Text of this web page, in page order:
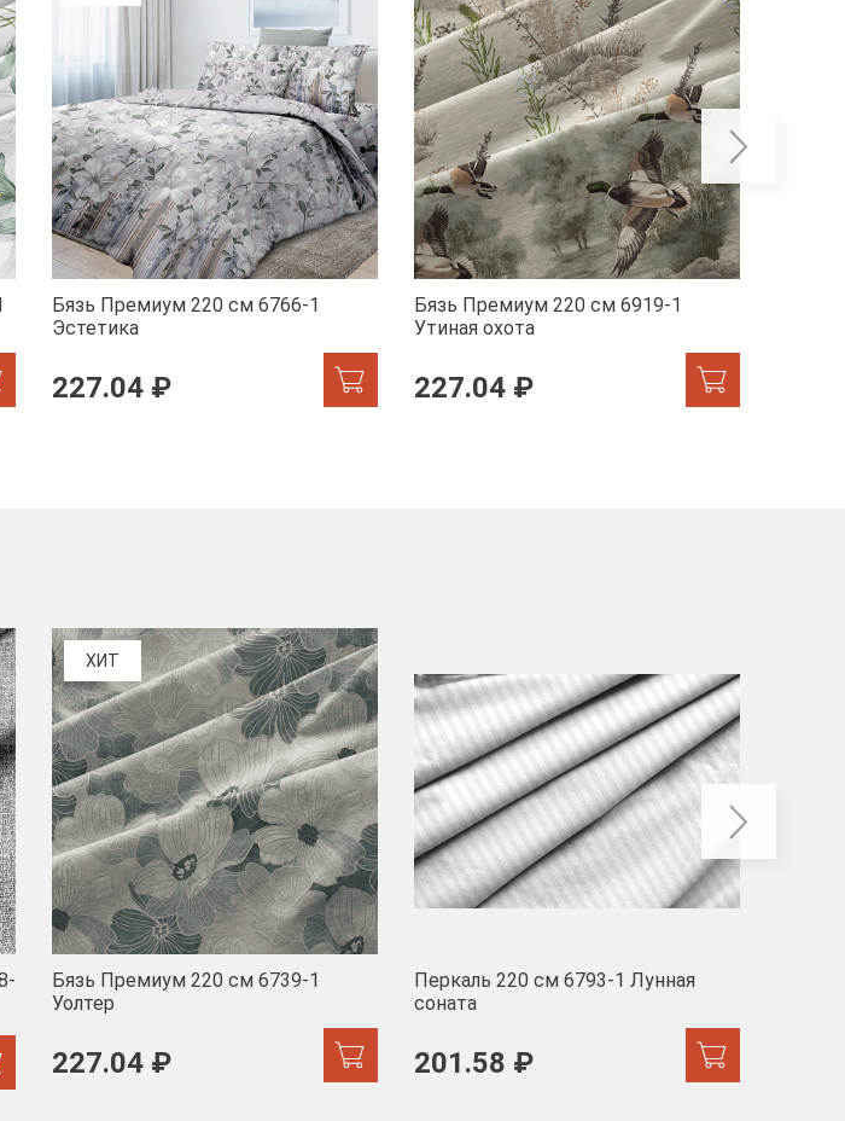
Бязь Премиум 220 см 6766-1
Эстетика
227.04 ₽
Бязь Премиум 220 см 6919-1
Утиная охота
227.04 ₽
ХИТ
Бязь Премиум 220 см 6739-1
Уолтер
227.04 ₽
Перкаль 220 см 6793-1 Лунная
соната
201.58 ₽